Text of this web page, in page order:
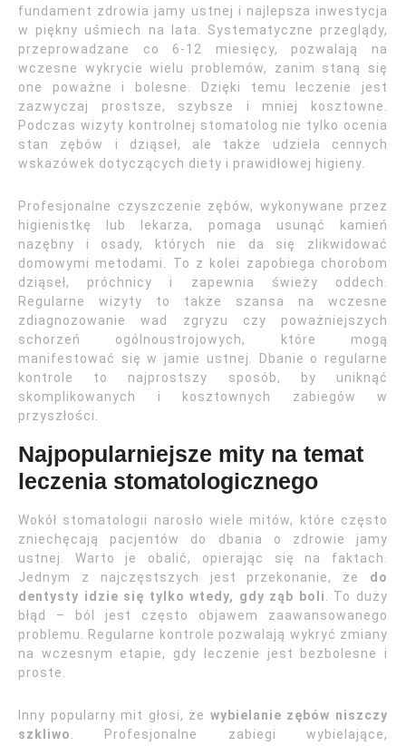
fundament zdrowia jamy ustnej i najlepsza inwestycja
w piękny uśmiech na lata. Systematyczne przeglądy,
przeprowadzane co 6-12 miesięcy, pozwalają na
wczesne wykrycie wielu problemów, zanim staną się
one poważne i bolesne. Dzięki temu leczenie jest
zazwyczaj prostsze, szybsze i mniej kosztowne.
Podczas wizyty kontrolnej stomatolog nie tylko ocenia
stan zębów i dziąseł, ale także udziela cennych
wskazówek dotyczących diety i prawidłowej higieny.
Profesjonalne czyszczenie zębów, wykonywane przez
higienistkę lub lekarza, pomaga usunąć kamień
nazębny i osady, których nie da się zlikwidować
domowymi metodami. To z kolei zapobiega chorobom
dziąseł, próchnicy i zapewnia świeży oddech.
Regularne wizyty to także szansa na wczesne
zdiagnozowanie wad zgryzu czy poważniejszych
schorzeń ogólnoustrojowych, które mogą
manifestować się w jamie ustnej. Dbanie o regularne
kontrole to najprostszy sposób, by uniknąć
skomplikowanych i kosztownych zabiegów w
przyszłości.
Najpopularniejsze mity na temat
leczenia stomatologicznego
Wokół stomatologii narosło wiele mitów, które często
zniechęcają pacjentów do dbania o zdrowie jamy
ustnej. Warto je obalić, opierając się na faktach.
Jednym z najczęstszych jest przekonanie, że do
dentysty idzie się tylko wtedy, gdy ząb boli
. To duży
błąd – ból jest często objawem zaawansowanego
problemu. Regularne kontrole pozwalają wykryć zmiany
na wczesnym etapie, gdy leczenie jest bezbolesne i
proste.
Inny popularny mit głosi, że wybielanie zębów niszczy
szkliwo
. Profesjonalne zabiegi wybielające,